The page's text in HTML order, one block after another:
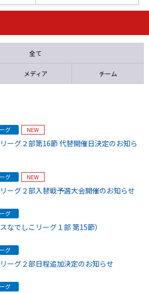
石人の星
全て
メディア チーム
グ NEW
ーグ２部第16節 代替開催日決定のお知ら
グ NEW
ーグ２部入替戦予選大会開催のお知らせ
グ
なでしこリーグ１部 第15節）
グ
ーグ２部日程追加決定のお知らせ
グ